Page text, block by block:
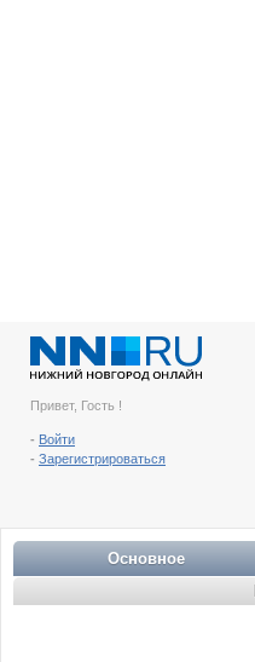
Привет, Гость !
- Войти
- Зарегистрироваться
Основное